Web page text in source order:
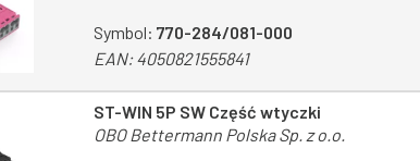
Symbol: 770-284/081-000
EAN:4050821555841
ST-WIN 5P SW Część wtyczki
OBO Bettermann Polska Sp. z o.o.